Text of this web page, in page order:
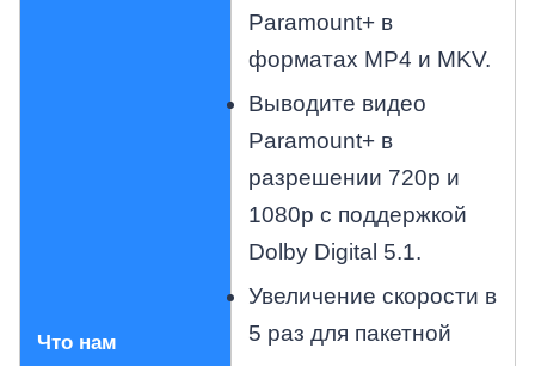
Что нам
Paramount+ в
форматах MP4 и MKV.
Выводите видео
Paramount+ в
разрешении 720p и
1080p с поддержкой
Dolby Digital 5.1.
Увеличение скорости в
5 раз для пакетной